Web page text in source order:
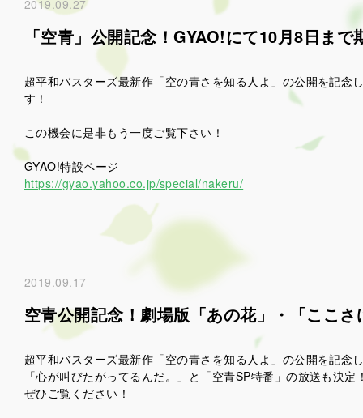
2019.09.27
「空青」公開記念！GYAO!にて10月8日ま
超平和バスターズ最新作「空の青さを知る人よ」の公開を記
す！
この機会に是非もう一度ご覧下さい！
GYAO!特設ページ
https://gyao.yahoo.co.jp/special/nakeru/
2019.09.17
空青公開記念！劇場版「あの花」・「ここ
超平和バスターズ最新作「空の青さを知る人よ」の公開を記
「心が叫びたがってるんだ。」と「空青SP特番」の放送も決定
ぜひご覧ください！